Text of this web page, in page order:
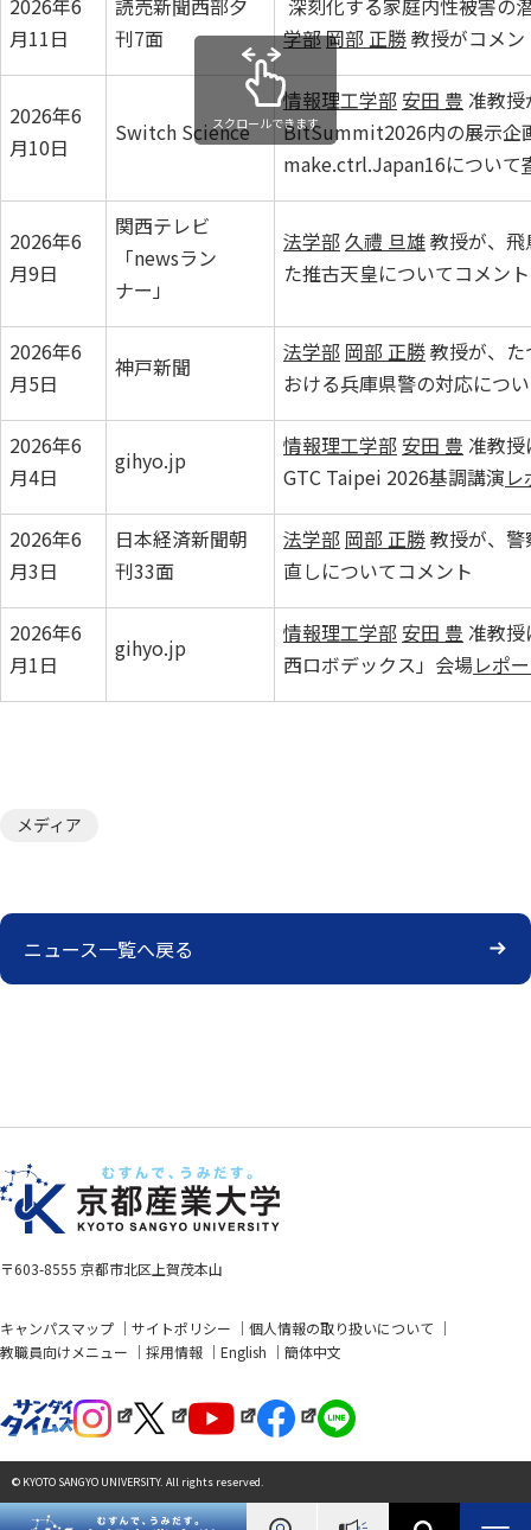
月11日
刊7面
学部岡部 正勝教授がコメン
2026年6
月10日
Switch Science
情報理工学部 安田 豊 准教授
BitSummit2026内の展示企
make.ctrl.Japan16について
2026年6
月9日
関西テレビ
「newsラン
ナー」
法学部久禮 旦雄教授が、
た推古天皇についてコメン
2026年6
月5日
神戸新聞
法学部 岡部 正勝教授が、
おける兵庫県警の対応につ
2026年6
月4日
gihyo.jp⁠
情報理工学部 安田 豊 准教
GTC Taipei 2026基調講演
2026年6
月3日
日本経済新聞朝
刊33面
法学部 岡部 正勝教授が、
直しについてコメント
2026年6
月1日
⁠gihyo.jp⁠
情報理工学部 安田 豊 准教
西ロボデックス」会場レポ
スクロールできます
メディア
ニュース一覧へ戻る
〒603-8555 京都市北区上賀茂本山
キャンパスマップ サイトポリシー
個人情報の取り扱いについて
教職員向けメニュー
採用情報 English 簡体中文
© KYOTO SANGYO UNIVERSITY. All rights reserved.